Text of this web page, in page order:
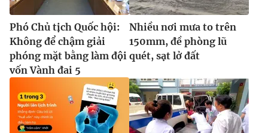
Phó Chủ tịch Quốc hội:
Không để chậm giải
phóng mặt bằng làm đội
vốn Vành đai 5
Nhiều nơi mưa to trên
150mm, đề phòng lũ
quét, sạt lở đất